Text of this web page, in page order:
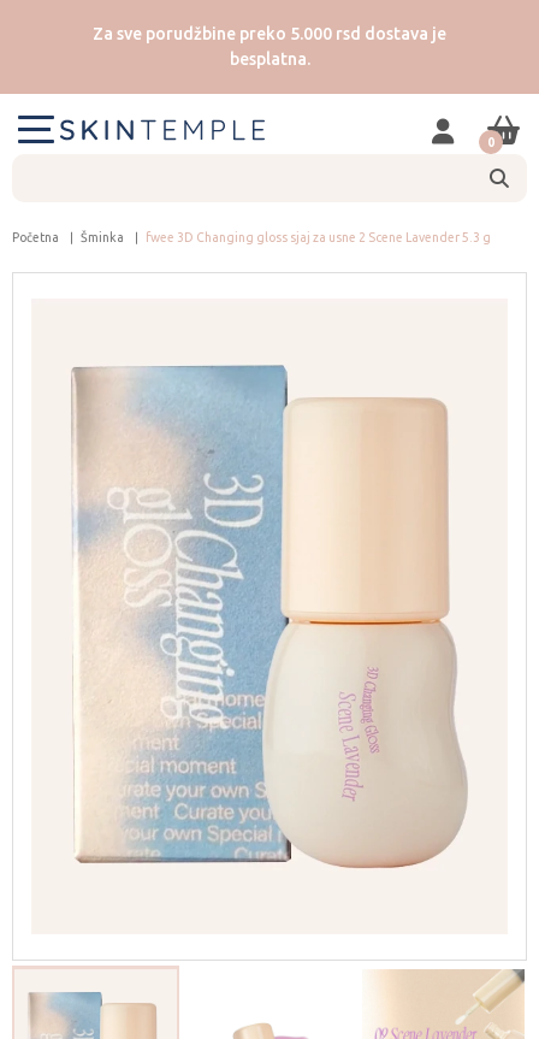
Za sve porudžbine preko 5.000 rsd dostava je
besplatna.
0
Početna Šminka fwee 3D Changing gloss sjaj za usne 2 Scene Lavender 5.3 g